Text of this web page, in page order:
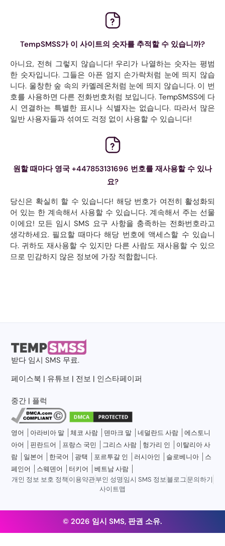
TempSMSS가 이 사이트의 숫자를 추적할 수 있습니까?
아니요, 전혀 그렇지 않습니다! 우리가 나열하는 숫자는 평범
한 숫자입니다. 그들은 아픈 엄지 손가락처럼 눈에 띄지 않습
니다. 울창한 숲 속의 카멜레온처럼 눈에 띄지 않습니다. 이 번
호를 사용하면 다른 전화번호처럼 보입니다. TempSMSS에 다
시 연결하는 특별한 표시나 식별자는 없습니다. 따라서 많은
일반 사용자들과 섞여도 걱정 없이 사용할 수 있습니다!
원할 때마다 영국 +447853131696 번호를 재사용할 수 있나
요?
당신은 확실히 할 수 있습니다! 해당 번호가 여전히 활성화되
어 있는 한 계속해서 사용할 수 있습니다. 계속해서 주는 선물
이에요! 모든 임시 SMS 요구 사항을 충족하는 전화번호라고
생각하세요. 필요할 때마다 해당 번호에 액세스할 수 있습니
다. 귀하도 재사용할 수 있지만 다른 사람도 재사용할 수 있으
므로 민감하지 않은 정보에 가장 적합합니다.
받다 임시 SMS 무료.
페이스북 | 유튜브 | 전보 | 인스타페이퍼
중간 | 플럭
영어 아라비아 말 체코 사람 덴마크 말 네덜란드 사람
에스토니
아어
핀란드어 프랑스 국민 그리스 사람 헝가리 인
이탈리아 사
람
일본어 한국어 광택 포르투갈 인 러시아인 슬로베니아
스
페인어
스웨덴어 터키어
베트남 사람
개인 정보 보호 정책 이용약관부인 성명 임시 SMS 정보블로그문의하기
사이트맵
© 2026 임시 SMS, 판권 소유.